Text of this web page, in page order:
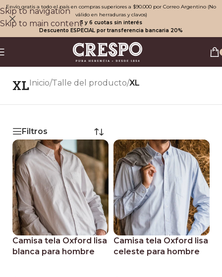
Skip to navigation
Skip to main content
Envío gratis a todo el país en compras superiores a $90.000 por Correo Argentino (No
válido en herraduras y clavos)
3 y 6 cuotas sin interés
Descuento ESPECIAL por transferencia bancaria 20%
XLInicio/Talle del producto/XL
Filtros
Camisa tela Oxford lisa
blanca para hombre
Camisa tela Oxford lisa
celeste para hombre